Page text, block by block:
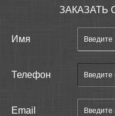
ЗАКАЗАТЬ
Имя
Телефон
Еmail